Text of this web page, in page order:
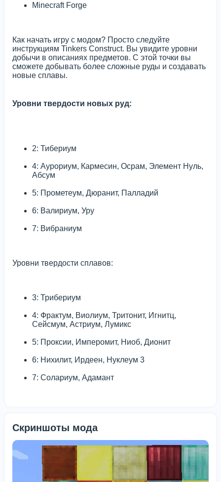
Minecraft Forge
Как начать игру с модом? Просто следуйте
инструкциям Tinkers Construct. Вы увидите уровни
добычи в описаниях предметов. С этой точки вы
сможете добывать более сложные руды и создавать
новые сплавы.
Уровни твердости новых руд:
2: Тибериум
4: Аурориум, Кармесин, Осрам, Элемент Нуль,
Абсум
5: Прометеум, Дюранит, Палладий
6: Валириум, Уру
7: Вибраниум
Уровни твердости сплавов:
3: Трибериум
4: Фрактум, Виолиум, Тритонит, Игнитц,
Сейсмум, Астриум, Лумикс
5: Проксии, Имперомит, Ниоб, Дионит
6: Нихилит, Ирдеен, Нуклеум 3
7: Солариум, Адамант
Скриншоты мода